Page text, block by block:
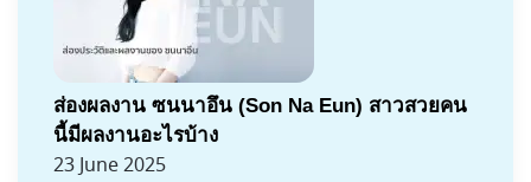
ส่องผลงาน ซนนาอึน (Son Na Eun) สาวสวยคน
นี้มีผลงานอะไรบ้าง
23 June 2025